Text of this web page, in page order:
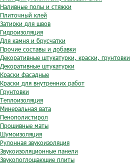
Наливные полы и стяжки
Плиточный клей
Затирки для швов
Гидроизоляция
Для камня и брусчатки
Прочие составы и добавки
Декоративные штукатурки, краски, грунтовки
Декоративные штукатурки
Краски фасадные
Краски для внутренних работ
Грунтовки
Теплоизоляция
Минеральная вата
Пенополистирол
Прошивные маты
Шумоизоляция
Рулонная звукоизоляция
Звукоизоляционные панели
Звукопоглощающие плиты